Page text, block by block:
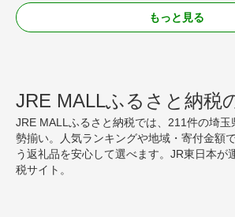
もっと見る
JRE MALLふるさと納税
JRE MALLふるさと納税では、211件の埼
勢揃い。人気ランキングや地域・寄付金額
う返礼品を安心して選べます。JR東日本が
税サイト。